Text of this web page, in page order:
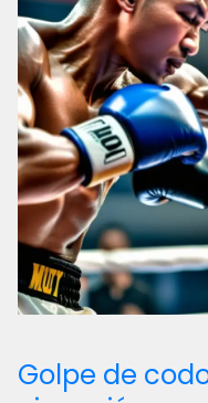
Golpe de